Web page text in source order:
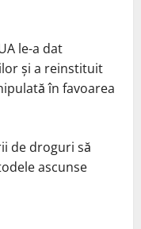
le-a dat
și a reinstituit
în favoarea
de droguri să
ascunse